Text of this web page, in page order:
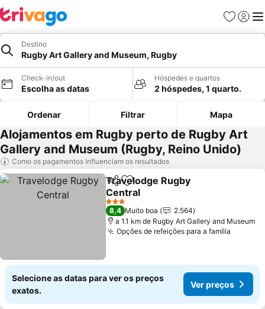
Favoritos
Iniciar
Destino
Rugby Art Gallery and Museum, Rugby
Check-in/out
Escolha as datas
Hóspedes e quartos
2 hóspedes, 1 quarto.
Ordenar Filtrar Mapa
Alojamentos em Rugby perto de Rugby Art
Gallery and Museum (Rugby, Reino Unido)
Como os pagamentos influenciam os resultados
PartilharAdicionar aos favoritos
Travelodge Rugby
Central
Ver preços
3 Estrelas
8,4 Muito boa
2.564
a 1.1 km de Rugby Art Gallery and Museum
Opções de refeições para a família
Selecione as datas para ver os preços
exatos.
Ver preços